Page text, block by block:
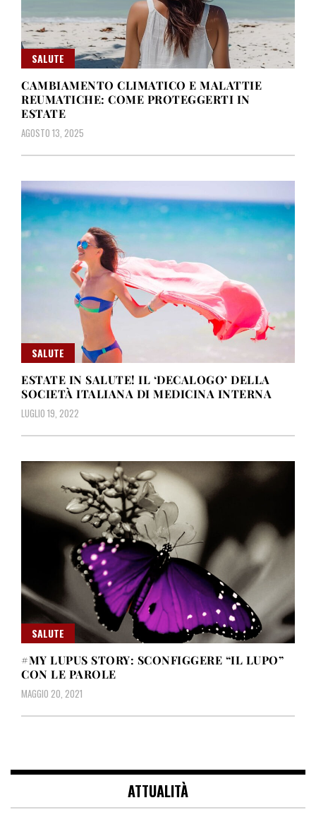
SALUTE
CAMBIAMENTO CLIMATICO E MALATTIE
REUMATICHE: COME PROTEGGERTI IN
ESTATE
AGOSTO 13, 2025
SALUTE
ESTATE IN SALUTE! IL ‘DECALOGO’ DELLA
SOCIETÀ ITALIANA DI MEDICINA INTERNA
LUGLIO 19, 2022
SALUTE
#MY LUPUS STORY: SCONFIGGERE “IL LUPO”
CON LE PAROLE
MAGGIO 20, 2021
ATTUALITÀ